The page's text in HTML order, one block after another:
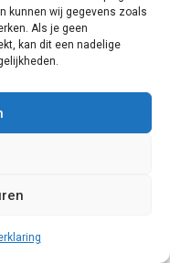
kunnen wij gegevens zoals
Als je geen
kan dit een nadelige
gebied van
centrale
en kleur.